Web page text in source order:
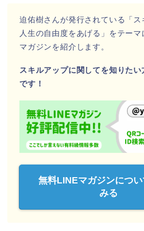
迫佑樹さんが発行されている「ス
人生の自由度をあげる」をテー
マガジンを紹介します。
スキルアップに関してを知りたい
です！
無料LINEマガジンについ
みる